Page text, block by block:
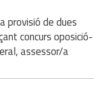
provisió de dues
concurs oposició-
assessor/a